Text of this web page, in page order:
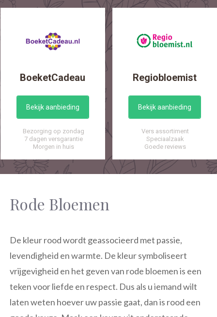
BoeketCadeau
Bekijk aanbieding
Bezorging op zondag
7 dagen versgarantie
Morgen in huis
Regiobloemist
Bekijk aanbieding
Vers assortiment
Speciaalzaak
Goede reviews
Rode Bloemen
De kleur rood wordt geassocieerd met passie,
levendigheid en warmte. De kleur symboliseert
vrijgevigheid en het geven van rode bloemen is een
teken voor liefde en respect. Dus als u iemand wilt
laten weten hoever uw passie gaat, dan is rood een